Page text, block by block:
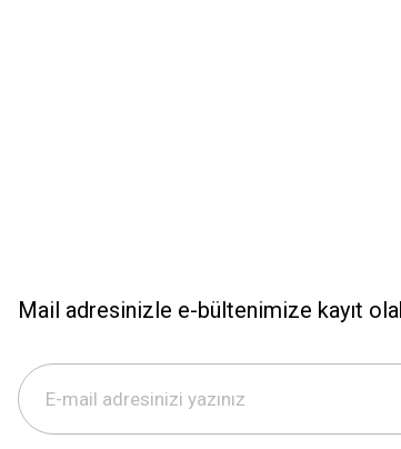
Mail adresinizle e-bültenimize kayıt